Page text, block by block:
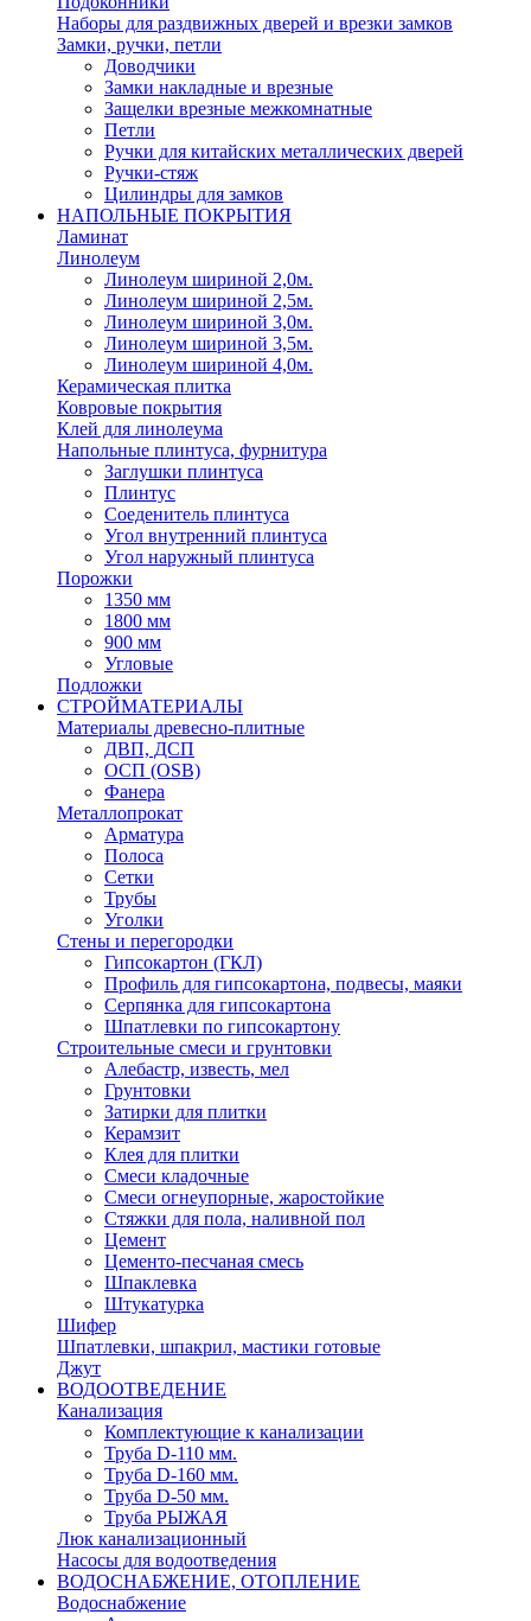
Наборы для раздвижных дверей и врезки замков
Замки, ручки, петли
Доводчики
Замки накладные и врезные
Защелки врезные межкомнатные
Петли
Ручки для китайских металлических дверей
Ручки-стяж
Цилиндры для замков
НАПОЛЬНЫЕ ПОКРЫТИЯ
Ламинат
Линолеум
Линолеум шириной 2,0м.
Линолеум шириной 2,5м.
Линолеум шириной 3,0м.
Линолеум шириной 3,5м.
Линолеум шириной 4,0м.
Керамическая плитка
Ковровые покрытия
Клей для линолеума
Напольные плинтуса, фурнитура
Заглушки плинтуса
Плинтус
Соеденитель плинтуса
Угол внутренний плинтуса
Угол наружный плинтуса
Порожки
1350 мм
1800 мм
900 мм
Угловые
Подложки
СТРОЙМАТЕРИАЛЫ
Материалы древесно-плитные
ДВП, ДСП
ОСП (OSB)
Фанера
Металлопрокат
Арматура
Полоса
Сетки
Трубы
Уголки
Стены и перегородки
Гипсокартон (ГКЛ)
Профиль для гипсокартона, подвесы, маяки
Серпянка для гипсокартона
Шпатлевки по гипсокартону
Строительные смеси и грунтовки
Алебастр, известь, мел
Грунтовки
Затирки для плитки
Керамзит
Клея для плитки
Смеси кладочные
Смеси огнеупорные, жаростойкие
Стяжки для пола, наливной пол
Цемент
Цементо-песчаная смесь
Шпаклевка
Штукатурка
Шифер
Шпатлевки, шпакрил, мастики готовые
Джут
ВОДООТВЕДЕНИЕ
Канализация
Комплектующие к канализации
Труба D-110 мм.
Труба D-160 мм.
Труба D-50 мм.
Труба РЫЖАЯ
Люк канализационный
Насосы для водоотведения
ВОДОСНАБЖЕНИЕ, ОТОПЛЕНИЕ
Водоснабжение